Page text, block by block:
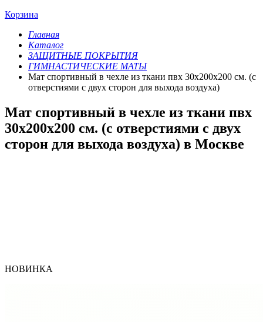
Корзина
Главная
Каталог
ЗАЩИТНЫЕ ПОКРЫТИЯ
ГИМНАСТИЧЕСКИЕ МАТЫ
Мат спортивный в чехле из ткани пвх 30х200х200 см. (с
отверстиями с двух сторон для выхода воздуха)
Мат спортивный в чехле из ткани пвх
30х200х200 см. (с отверстиями с двух
сторон для выхода воздуха) в Москве
НОВИНКА